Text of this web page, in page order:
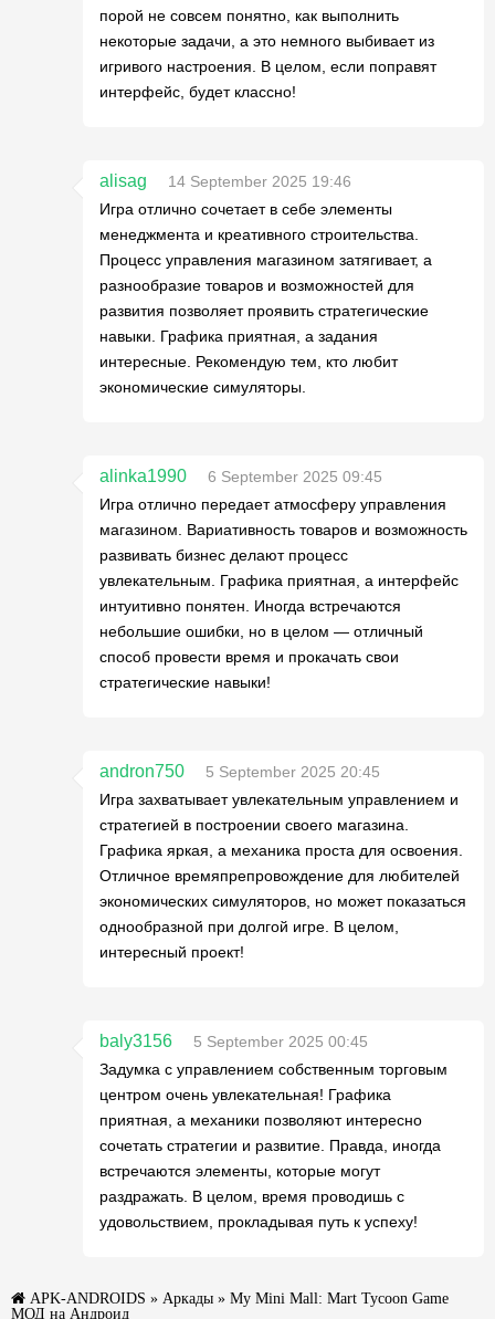
порой не совсем понятно, как выполнить
некоторые задачи, а это немного выбивает из
игривого настроения. В целом, если поправят
интерфейс, будет классно!
alisag
14 September 2025 19:46
Игра отлично сочетает в себе элементы
менеджмента и креативного строительства.
Процесс управления магазином затягивает, а
разнообразие товаров и возможностей для
развития позволяет проявить стратегические
навыки. Графика приятная, а задания
интересные. Рекомендую тем, кто любит
экономические симуляторы.
alinka1990
6 September 2025 09:45
Игра отлично передает атмосферу управления
магазином. Вариативность товаров и возможность
развивать бизнес делают процесс
увлекательным. Графика приятная, а интерфейс
интуитивно понятен. Иногда встречаются
небольшие ошибки, но в целом — отличный
способ провести время и прокачать свои
стратегические навыки!
andron750
5 September 2025 20:45
Игра захватывает увлекательным управлением и
стратегией в построении своего магазина.
Графика яркая, а механика проста для освоения.
Отличное времяпрепровождение для любителей
экономических симуляторов, но может показаться
однообразной при долгой игре. В целом,
интересный проект!
baly3156
5 September 2025 00:45
Задумка с управлением собственным торговым
центром очень увлекательная! Графика
приятная, а механики позволяют интересно
сочетать стратегии и развитие. Правда, иногда
встречаются элементы, которые могут
раздражать. В целом, время проводишь с
удовольствием, прокладывая путь к успеху!
APK-ANDROIDS » Аркады » My Mini Mall: Mart Tycoon Game
МОД на Андроид